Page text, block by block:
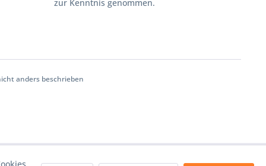
zur Kenntnis genommen.
anders beschrieben